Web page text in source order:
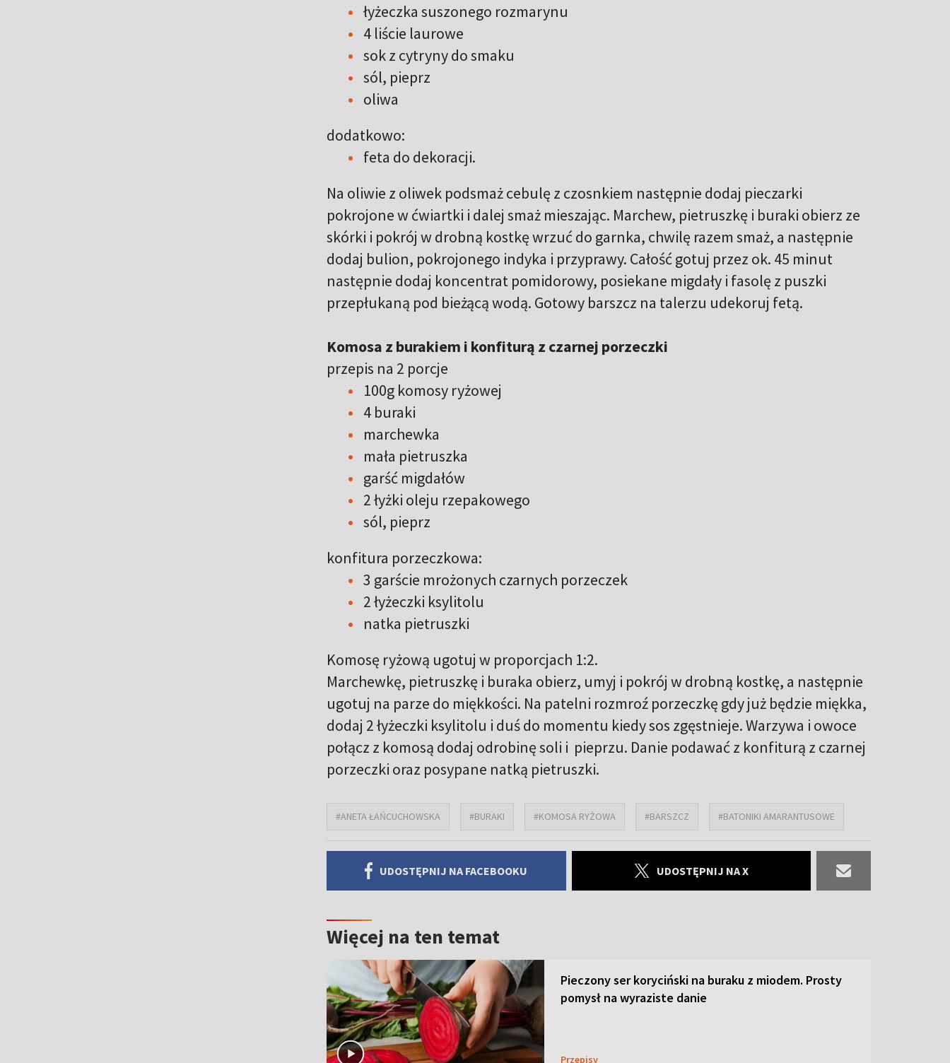
łyżeczka suszonego rozmarynu
4 liście laurowe
sok z cytryny do smaku
sól, pieprz
oliwa
dodatkowo:
feta do dekoracji.
Na oliwie z oliwek podsmaż cebulę z czosnkiem następnie dodaj pieczarki
pokrojone w ćwiartki i dalej smaż mieszając. Marchew, pietruszkę i buraki obierz ze
skórki i pokrój w drobną kostkę wrzuć do garnka, chwilę razem smaż, a następnie
dodaj bulion, pokrojonego indyka i przyprawy. Całość gotuj przez ok. 45 minut
następnie dodaj koncentrat pomidorowy, posiekane migdały i fasolę z puszki
przepłukaną pod bieżącą wodą. Gotowy barszcz na talerzu udekoruj fetą.
Komosa z burakiem i konfiturą z czarnej porzeczki
przepis na 2 porcje
100g komosy ryżowej
4 buraki
marchewka
mała pietruszka
garść migdałów
2 łyżki oleju rzepakowego
sól, pieprz
konfitura porzeczkowa:
3 garście mrożonych czarnych porzeczek
2 łyżeczki ksylitolu
natka pietruszki
Komosę ryżową ugotuj w proporcjach 1:2.
Marchewkę, pietruszkę i buraka obierz, umyj i pokrój w drobną kostkę, a następnie
ugotuj na parze do miękkości. Na patelni rozmroź porzeczkę gdy już będzie miękka,
dodaj 2 łyżeczki ksylitolu i duś do momentu kiedy sos zgęstnieje. Warzywa i owoce
połącz z komosą dodaj odrobinę soli i pieprzu. Danie podawać z konfiturą z czarnej
porzeczki oraz posypane natką pietruszki.
#ANETA ŁAŃCUCHOWSKA #BURAKI #KOMOSA RYŻOWA #BARSZCZ #BATONIKI AMARANTUSOWE
UDOSTĘPNIJ NA FACEBOOKU UDOSTĘPNIJ NA X
Więcej na ten temat
Pieczony ser koryciński na buraku z miodem. Prosty
pomysł na wyraziste danie
Przepisy